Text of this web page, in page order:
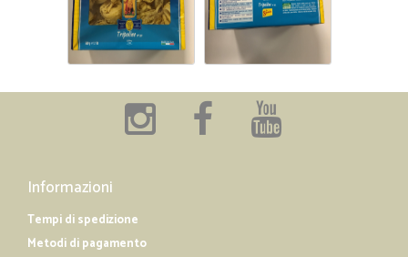
Informazioni
Tempi di spedizione
Metodi di pagamento